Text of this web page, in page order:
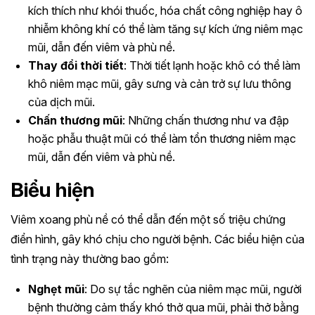
kích thích như khói thuốc, hóa chất công nghiệp hay ô
nhiễm không khí có thể làm tăng sự kích ứng niêm mạc
mũi, dẫn đến viêm và phù nề.
Thay đổi thời tiết: Thời tiết lạnh hoặc khô có thể làm
khô niêm mạc mũi, gây sưng và cản trở sự lưu thông
của dịch mũi.
Chấn thương mũi: Những chấn thương như va đập
hoặc phẫu thuật mũi có thể làm tổn thương niêm mạc
mũi, dẫn đến viêm và phù nề.
Biểu hiện
Viêm xoang phù nề có thể dẫn đến một số triệu chứng
điển hình, gây khó chịu cho người bệnh. Các biểu hiện của
tình trạng này thường bao gồm:
Nghẹt mũi: Do sự tắc nghẽn của niêm mạc mũi, người
bệnh thường cảm thấy khó thở qua mũi, phải thở bằng